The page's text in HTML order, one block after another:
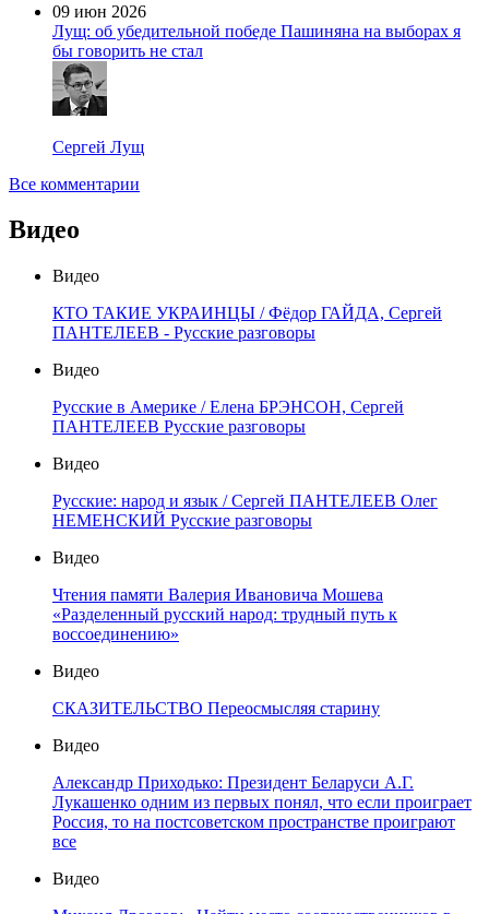
09 июн 2026
Лущ: об убедительной победе Пашиняна на выборах я
бы говорить не стал
Сергей Лущ
Все комментарии
Видео
Видео
КТО ТАКИЕ УКРАИНЦЫ / Фёдор ГАЙДА, Сергей
ПАНТЕЛЕЕВ - Русские разговоры
Видео
Русские в Америке / Елена БРЭНСОН, Сергей
ПАНТЕЛЕЕВ Русские разговоры
Видео
Русские: народ и язык / Сергей ПАНТЕЛЕЕВ Олег
НЕМЕНСКИЙ Русские разговоры
Видео
Чтения памяти Валерия Ивановича Мошева
«Разделенный русский народ: трудный путь к
воссоединению»
Видео
СКАЗИТЕЛЬСТВО Переосмысляя старину
Видео
Александр Приходько: Президент Беларуси А.Г.
Лукашенко одним из первых понял, что если проиграет
Россия, то на постсоветском пространстве проиграют
все
Видео